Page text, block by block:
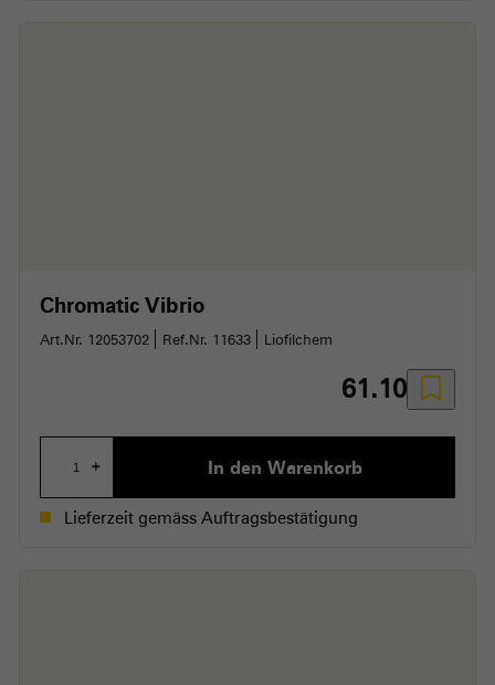
Chromatic Vibrio
Art.Nr. 12053702 Ref.Nr. 11633 Liofilchem
61.10
+ In den Warenkorb
Lieferzeit gemäss Auftragsbestätigung